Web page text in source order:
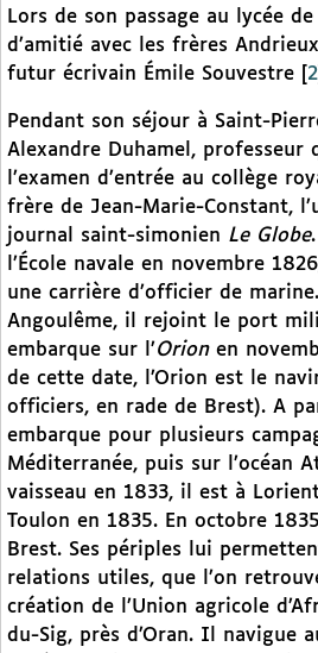
Lors de son passage au lycée
d’amitié avec les frères
futur écrivain Émile Souvestre
2
Pendant son séjour à Saint-
Alexandre Duhamel, professeur
l’examen d’entrée au collège
frère de Jean-Marie-Constant,
journal saint-simonien Le Globe
l’École navale en novembre
une carrière d’officier de
Angoulême, il rejoint le port
embarque sur l’Orionen
de cette date, l’Orion est le
officiers, en rade de Brest). A
embarque pour plusieurs
Méditerranée, puis sur l’océan
vaisseau en 1833, il est à
Toulon en 1835. En octobre
Brest. Ses périples lui
relations utiles, que l’on
création de l’Union agricole
du-Sig, près d’Oran. Il navigue